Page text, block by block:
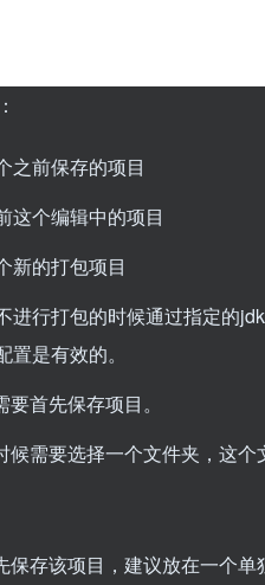
之前保存的项目
这个编辑中的项目
新的打包项目
进行打包的时候通过指定的
是有效的。
首先保存项目。
候需要选择一个文件夹，这个
保存该项目，建议放在一个